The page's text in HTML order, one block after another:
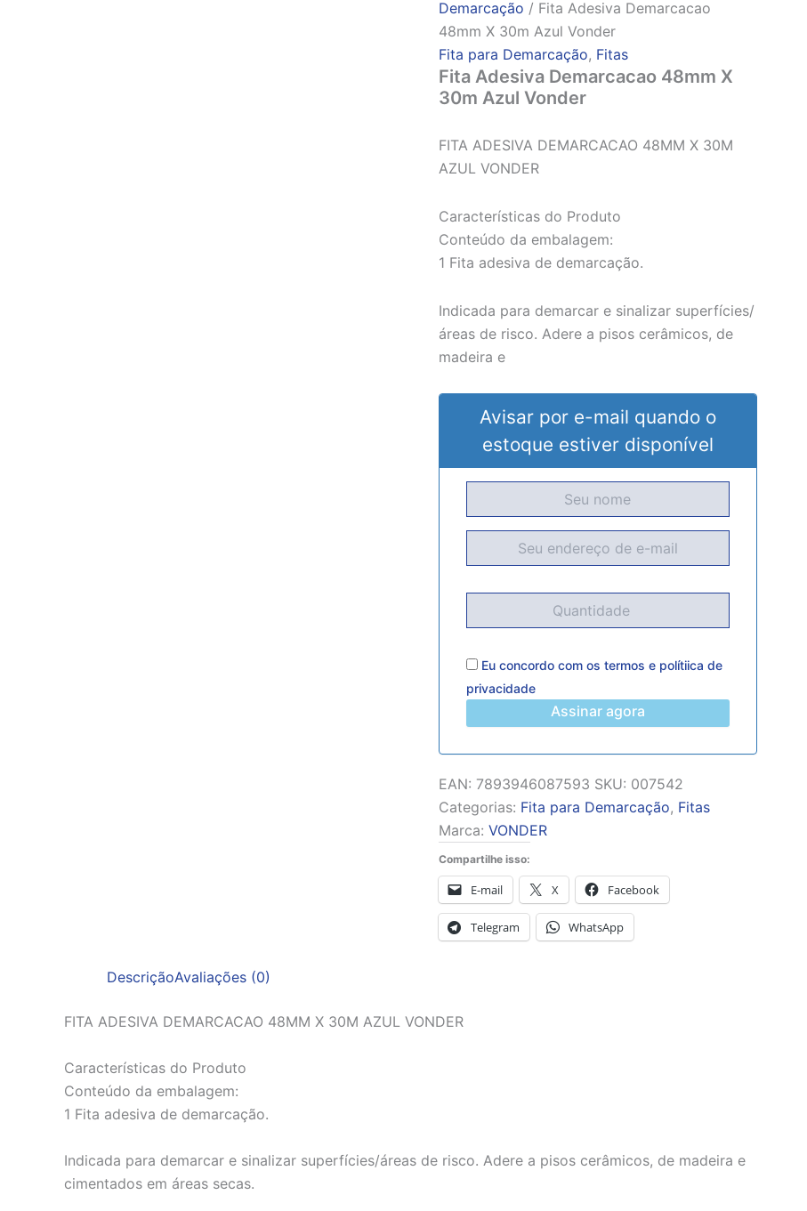
Demarcação / Fita Adesiva Demarcacao
48mm X 30m Azul Vonder
Fita para Demarcação, Fitas
Fita Adesiva Demarcacao 48mm X
30m Azul Vonder
FITA ADESIVA DEMARCACAO 48MM X 30M
AZUL VONDER
Características do Produto
Conteúdo da embalagem:
1 Fita adesiva de demarcação.
Indicada para demarcar e sinalizar superfícies/
áreas de risco. Adere a pisos cerâmicos, de
madeira e
Avisar por e-mail quando o
estoque estiver disponível
Eu concordo com os termos e polítiica de
privacidade
Assinar agora
EAN: 7893946087593 SKU: 007542
Categorias: Fita para Demarcação, Fitas
Marca: VONDER
Compartilhe isso:
E-mail X Facebook
Telegram WhatsApp
DescriçãoAvaliações (0)
FITA ADESIVA DEMARCACAO 48MM X 30M AZUL VONDER
Características do Produto
Conteúdo da embalagem:
1 Fita adesiva de demarcação.
Indicada para demarcar e sinalizar superfícies/áreas de risco. Adere a pisos cerâmicos, de madeira e
cimentados em áreas secas.